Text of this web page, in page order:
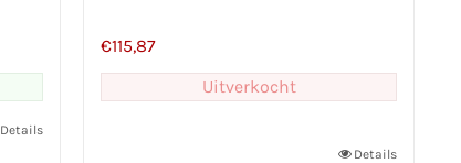
Details
€115,87
Uitverkocht
Details